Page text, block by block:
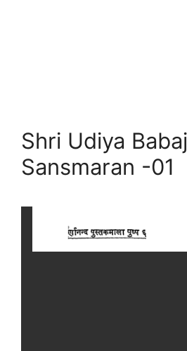
Shri Udiya
Sansmaran -01